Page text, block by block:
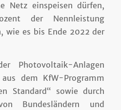
Netz einspeisen dürfen,
der Nennleistung
wie es bis Ende 2022 der
Photovoltaik-Anlagen
dem KfW-Programm
Standard“ sowie durch
Bundesländern und